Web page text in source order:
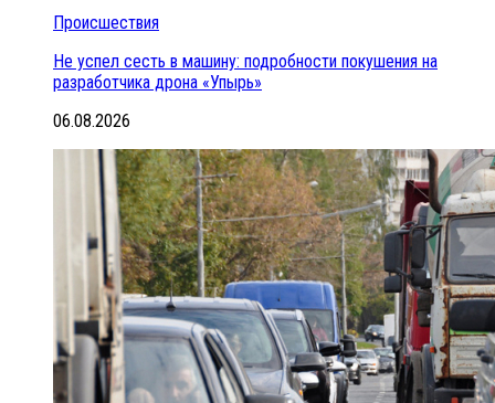
Происшествия
Не успел сесть в машину: подробности покушения на
разработчика дрона «Упырь»
06.08.2026